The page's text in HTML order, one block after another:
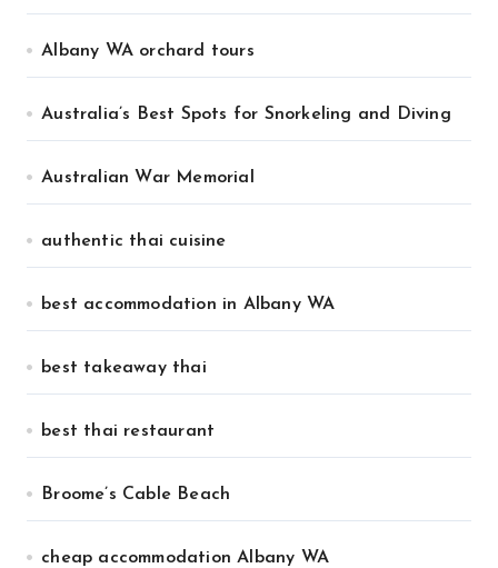
Albany WA orchard tours
Australia’s Best Spots for Snorkeling and Diving
Australian War Memorial
authentic thai cuisine
best accommodation in Albany WA
best takeaway thai
best thai restaurant
Broome’s Cable Beach
cheap accommodation Albany WA